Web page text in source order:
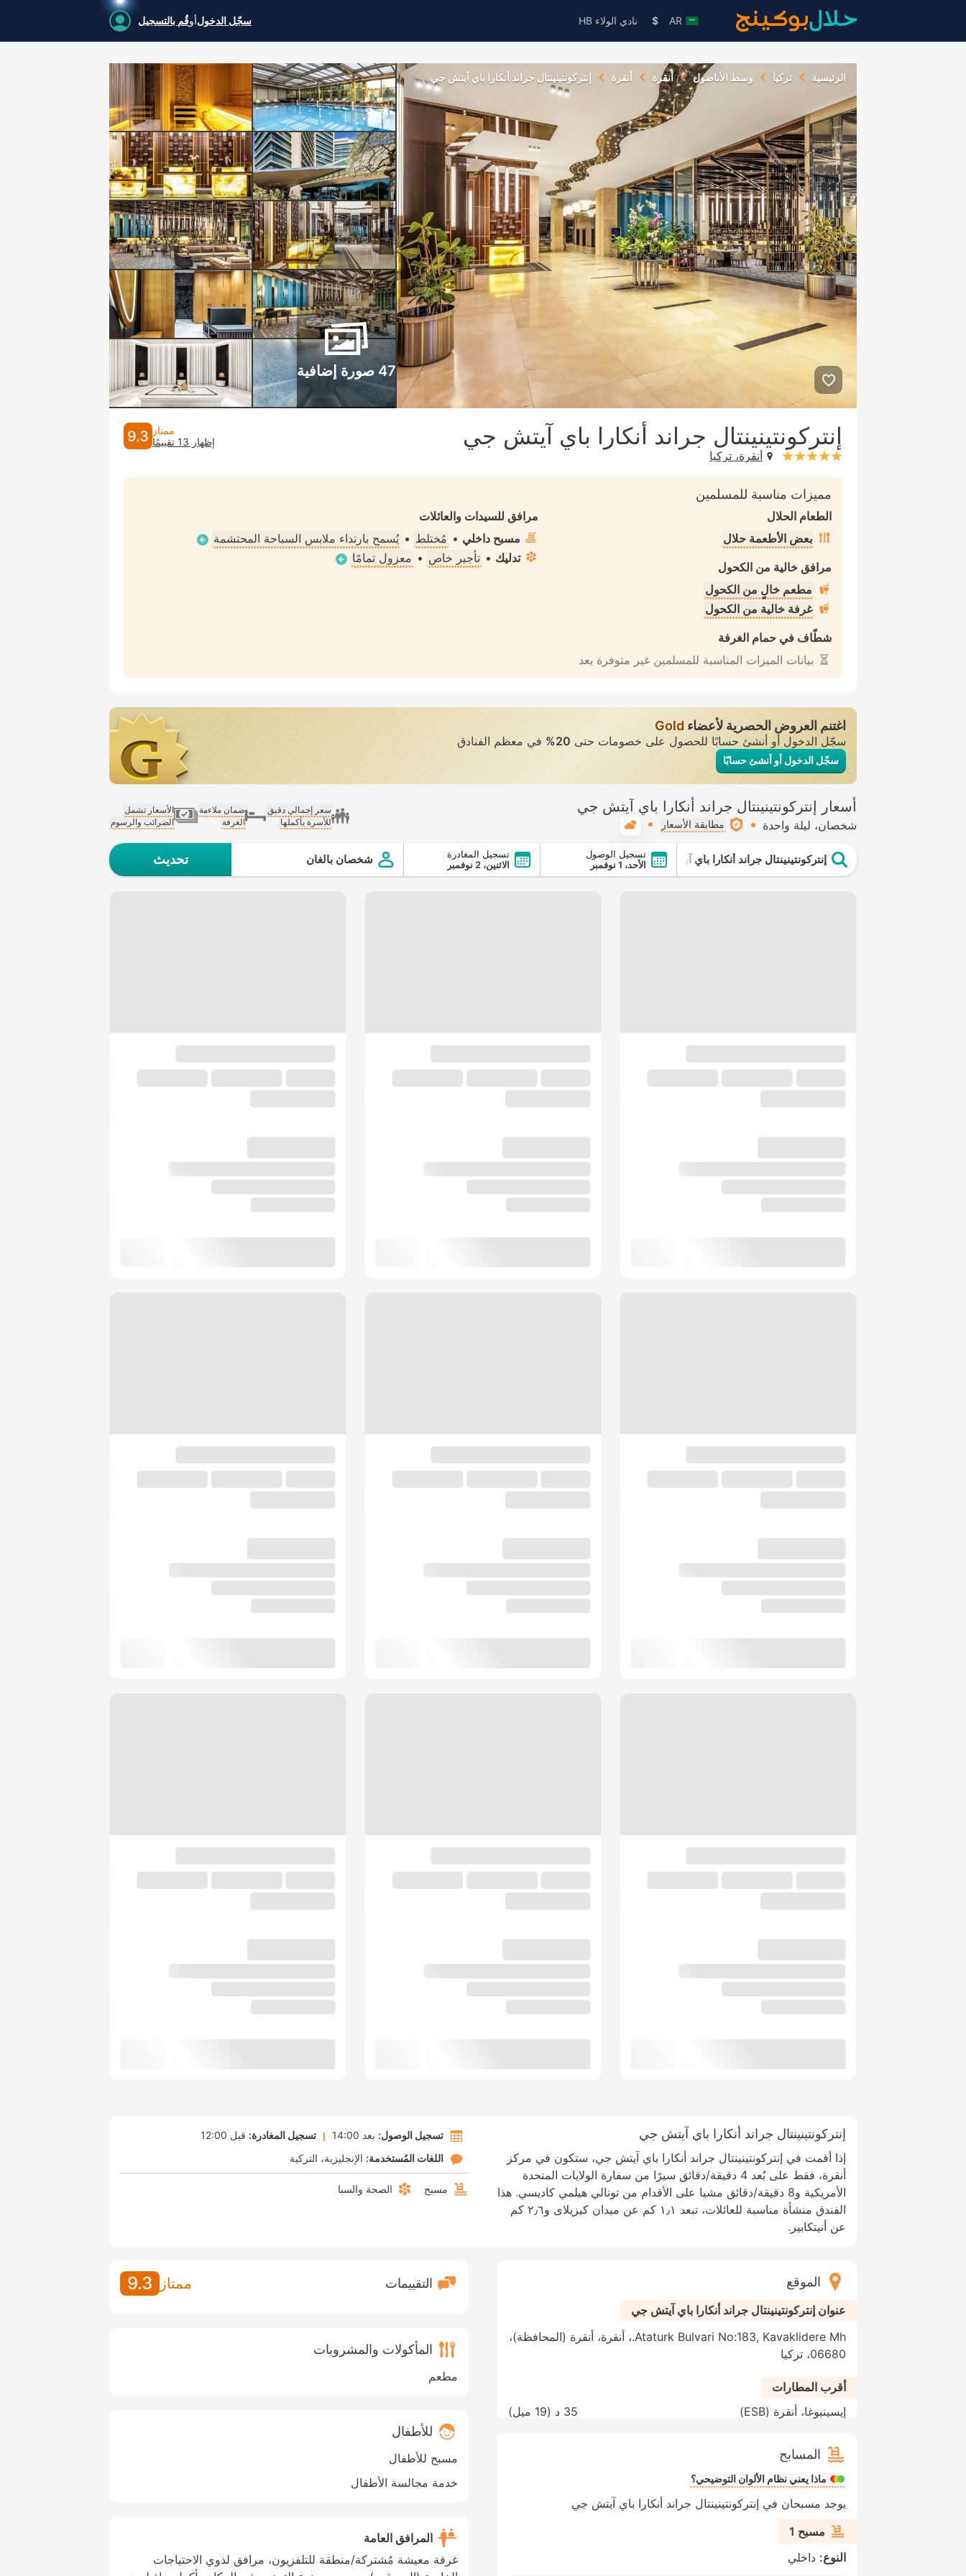
AR
$ نادي الولاء HB سجّل الدخولأوقُم بالتسجيل
الرئيسية تركيا وسط الأناضول أنقرة أنقرة إنتركونتينينتال جراند أنكارا باي آيتش جي
47 صورة إضافية
إنتركونتينينتال جراند أنكارا باي آيتش جي
stars: 5أنقرة، تركيا
ممتاز
إظهار 13 تقييمًا
9.3
مميزات مناسبة للمسلمين
الطعام الحلال
بعض الأطعمة حلال
مرافق خالية من الكحول
مطعم خالٍ من الكحول
غرفة خالية من الكحول
شطّاف في حمام الغرفة
بيانات الميزات المناسبة للمسلمين غير متوفرة بعد
مرافق للسيدات والعائلات
مسبح داخلي • مُختلط • يُسمح بارتداء ملابس السباحة المحتشمة
تدليك • تأجير خاص • معزول تمامًا
اغتنم العروض الحصرية لأعضاء Gold
سجّل الدخول أو أنشئ حسابًا للحصول على خصومات حتى 20% في معظم الفنادق
سجّل الدخول أو أنشئ حسابًا
أسعار إنتركونتينينتال جراند أنكارا باي آيتش جي
شخصان ليلة واحدة مطابقة الأسعار
سعر إجمالي دقيق
للأسرة بأكملها
ضمان ملاءمة
الغرفة
الأسعار تشمل
الضرائب والرسوم
إنتركونتينينتال جراند أنكارا باي آيتش جي تسجيل الوصول
الأحد، 1 نوفمبر
تسجيل المغادرة
الاثنين، 2 نوفمبر
شخصان بالغان تحديث
إنتركونتينينتال جراند أنكارا باي آيتش جي
إذا أقمت في إنتركونتينينتال جراند أنكارا باي آيتش جي، ستكون في مركز
أنقرة، فقط على بُعد 4 دقيقة/دقائق سيرًا من سفارة الولايات المتحدة
الأمريكية و8 دقيقة/دقائق مشيا على الأقدام من تونالي هيلمي كاديسي. هذا
الفندق منشأة مناسبة للعائلات، تبعد ١٫١ كم عن ميدان كيزيلاى و٢٫٦ كم
عن أنيتكابير.
تسجيل الوصول: بعد 14:00 تسجيل المغادرة: قبل 12:00
اللغات المُستخدمة: الإنجليزية التركية
مسبح الصحة والسبا
الموقع
عنوان إنتركونتينينتال جراند أنكارا باي آيتش جي
Ataturk Bulvari No:183, Kavaklidere Mh.، أنقرة، أنقرة (المحافظة)،
06680، تركيا
أقرب المطارات
إيسينبوغا، أنقرة (ESB)
35 د ( 19 ميل )
المسابح
ماذا يعني نظام الألوان التوضيحي؟
يوجد مسبحان في إنتركونتينينتال جراند أنكارا باي آيتش جي
مسبح 1
النوع: داخلي
التقييمات ممتاز 9.3
المأكولات والمشروبات
مطعم
للأطفال
مسبح للأطفال
خدمة مجالسة الأطفال
المرافق العامة
غرفة معيشة مُشتركة/منطقة للتلفزيون، مرافق لذوي الاحتياجات